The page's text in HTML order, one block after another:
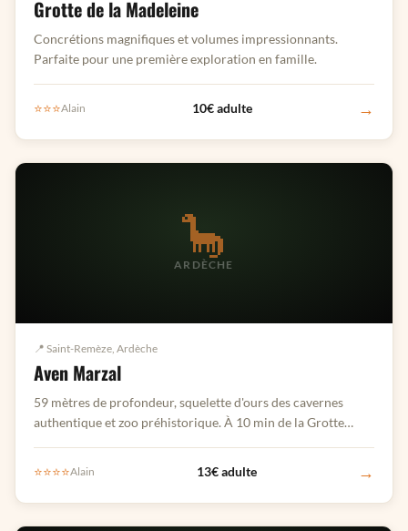
Grotte de la Madeleine
Concrétions magnifiques et volumes impressionnants.
Parfaite pour une première exploration en famille.
⭐⭐⭐Alain 10€ adulte →
🦕
ARDÈCHE
📍 Saint-Remèze, Ardèche
Aven Marzal
59 mètres de profondeur, squelette d'ours des cavernes
authentique et zoo préhistorique. À 10 min de la Grotte
⭐⭐⭐⭐Alain 13€ adulte →